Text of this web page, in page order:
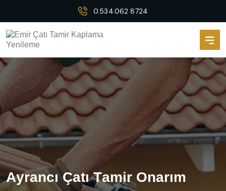
0.534.062 8724
Ayrancı Çatı Tamir Onarım